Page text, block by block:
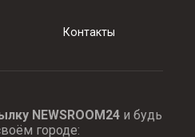
Контакты
NEWSROOM24и будь
городе: